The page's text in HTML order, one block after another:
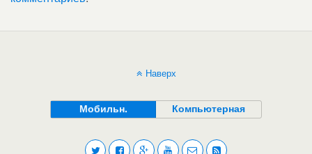
Наверх
Мобильн. Компьютерная